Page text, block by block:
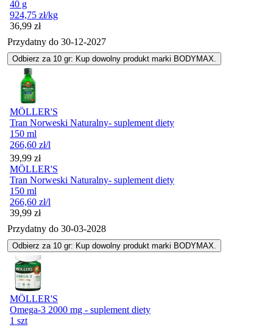
40 g
924,75 zł/kg
Cena
36,99 zł
Przydatny do 30-12-2027
Odbierz za 10 gr: Kup dowolny produkt marki BODYMAX.
MÖLLER'S
Tran Norweski Naturalny- suplement diety
150 ml
266,60 zł/l
Cena
39,99 zł
MÖLLER'S
Tran Norweski Naturalny- suplement diety
150 ml
266,60 zł/l
Cena
39,99 zł
Przydatny do 30-03-2028
Odbierz za 10 gr: Kup dowolny produkt marki BODYMAX.
MÖLLER'S
Omega-3 2000 mg - suplement diety
1 szt